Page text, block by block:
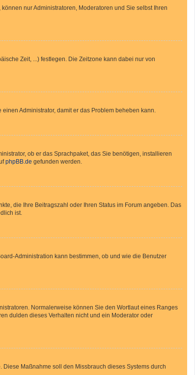
nur Administratoren, Moderatoren und Sie selbst Ihren
Zeit, ...) festlegen. Die Zeitzone kann dabei nur von
Administrator, damit er das Problem beheben kann.
ob er das Sprachpaket, das Sie benötigen, installieren
phpBB.de gefunden werden.
die Ihre Beitragszahl oder Ihren Status im Forum angeben. Das
ist.
Administration kann bestimmen, ob und wie die Benutzer
Normalerweise können Sie den Wortlaut eines Ranges
dulden dieses Verhalten nicht und ein Moderator oder
Maßnahme soll den Missbrauch dieses Systems durch